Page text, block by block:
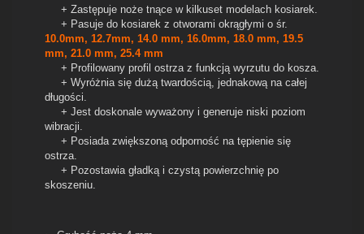
+ Zastępuje noże tnące w kilkuset modelach kosiarek.
+ Pasuje do kosiarek z otworami okrągłymi o śr.
10.0mm, 12.7mm, 14.0 mm, 16.0mm, 18.0 mm, 19.5
mm, 21.0 mm, 25.4 mm
+ Profilowany profil ostrza z funkcją wyrzutu do kosza.
+ Wyróżnia się dużą twardością, jednakową na całej
długości.
+ Jest doskonale wyważony i generuje niski poziom
wibracji.
+ Posiada zwiększoną odporność na tępienie się
ostrza.
+ Pozostawia gładką i czystą powierzchnię po
skoszeniu.